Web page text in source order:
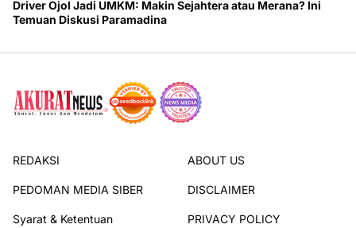
Driver Ojol Jadi UMKM: Makin Sejahtera atau Merana? Ini
Temuan Diskusi Paramadina
REDAKSI ABOUT US
PEDOMAN MEDIA SIBER DISCLAIMER
Syarat & Ketentuan PRIVACY POLICY